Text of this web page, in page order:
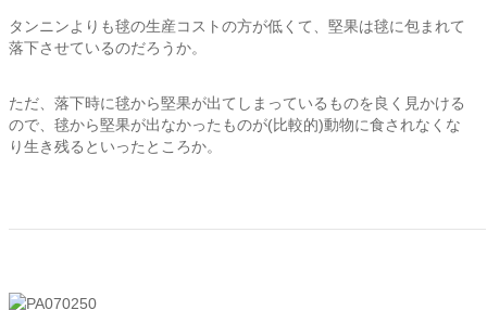
タンニンよりも毬の生産コストの方が低くて、堅果は毬に包まれて
落下させているのだろうか。
ただ、落下時に毬から堅果が出てしまっているものを良く見かける
ので、毬から堅果が出なかったものが(比較的)動物に食されなくな
り生き残るといったところか。